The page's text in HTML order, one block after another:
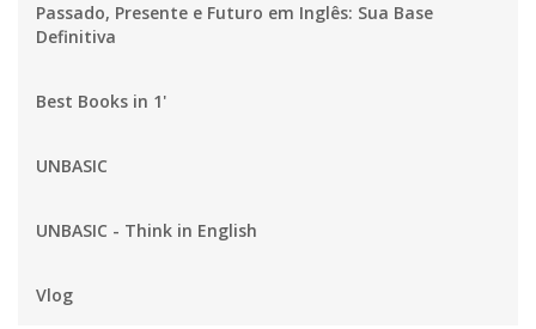
Passado, Presente e Futuro em Inglês: Sua Base
Definitiva
Best Books in 1'
UNBASIC
UNBASIC - Think in English
Vlog